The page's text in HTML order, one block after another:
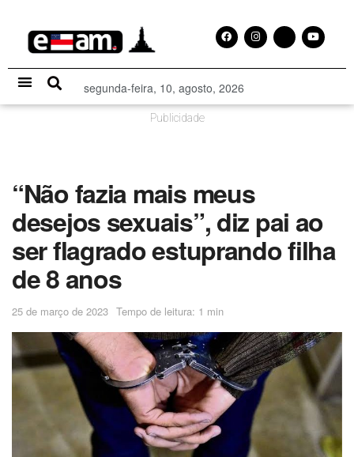
segunda-feira, 10, agosto, 2026
Publicidade
“Não fazia mais meus
desejos sexuais”, diz pai ao
ser flagrado estuprando filha
de 8 anos
25 de março de 2023 Tempo de leitura: 1 min